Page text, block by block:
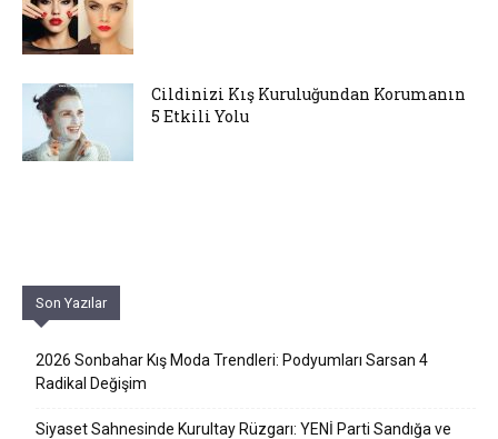
Cildinizi Kış Kuruluğundan Korumanın
5 Etkili Yolu
Son Yazılar
2026 Sonbahar Kış Moda Trendleri: Podyumları Sarsan 4
Radikal Değişim
Siyaset Sahnesinde Kurultay Rüzgarı: YENİ Parti Sandığa ve